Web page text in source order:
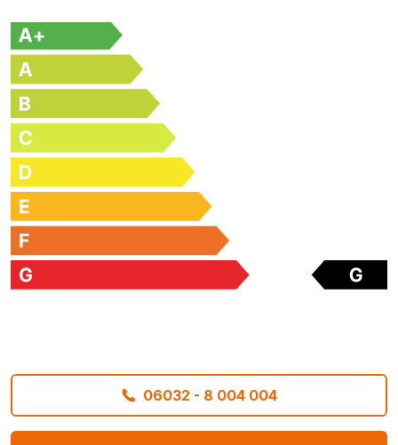
06032 - 8 004 004